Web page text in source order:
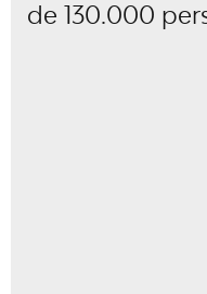
de 130.000